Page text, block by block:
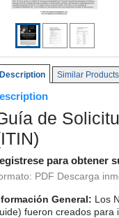
Description Similar Products
de
para obtener
PDF Descarga
General: Los
fueron creados para